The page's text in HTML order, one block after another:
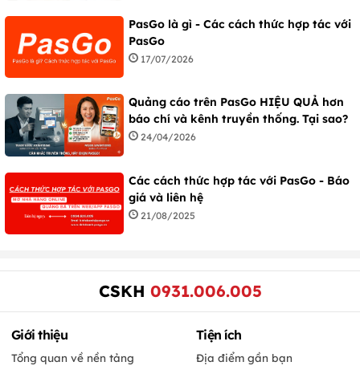
PasGo là gì - Các cách thức hợp tác với
PasGo
17/07/2026
Quảng cáo trên PasGo HIỆU QUẢ hơn
báo chí và kênh truyền thống. Tại sao?
24/04/2026
Các cách thức hợp tác với PasGo - Báo
giá và liên hệ
21/08/2025
CSKH 0931.006.005
Giới thiệu
Tổng quan về nền tảng
Tiện ích
Địa điểm gần bạn